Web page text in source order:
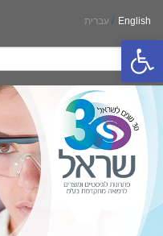
פתח סרגל נגישות
English
/ עברית